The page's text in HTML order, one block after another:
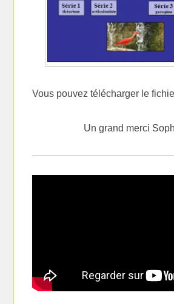
Vous pouvez télécharger le
Un grand merci